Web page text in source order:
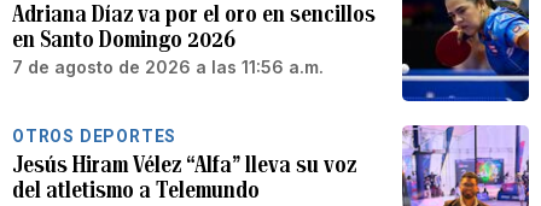
Adriana Díaz va por el oro en sencillos
en Santo Domingo 2026
7 de agosto de 2026 a las 11:56 a.m.
OTROS DEPORTES
Jesús Hiram Vélez “Alfa” lleva su voz
del atletismo a Telemundo